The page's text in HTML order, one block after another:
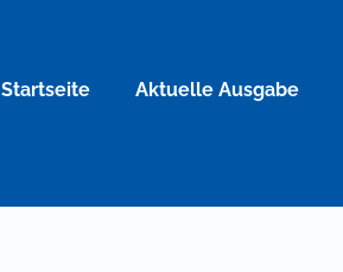
Startseite Aktuelle Ausgabe